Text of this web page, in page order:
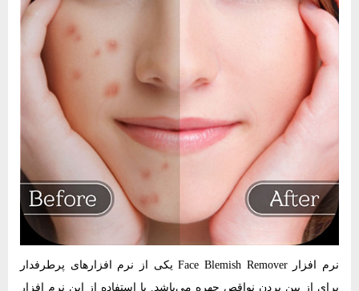
نرم‌ افزار Face Blemish Remover یکی از نرم‌ افزارهای پرطرفدار
برای از بین بردن نواقص چهره می‌باشد. با استفاده از این نرم‌ افزار